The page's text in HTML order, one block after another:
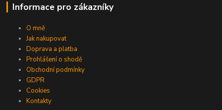
Informace pro zákazníky
O mně
Jak nakupovat
Doprava a platba
Prohlášení o shodě
Obchodní podmínky
GDPR
Cookies
Kontakty